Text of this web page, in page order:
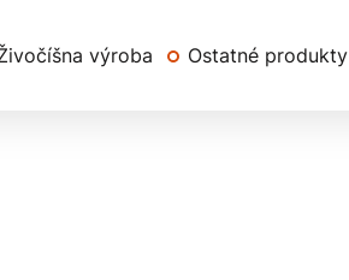
výroba Ostatné produkty